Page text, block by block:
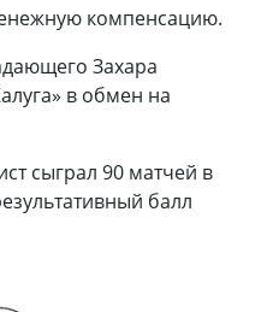
компенсацию.
Захара
в обмен на
сыграл 90 матчей в
балл